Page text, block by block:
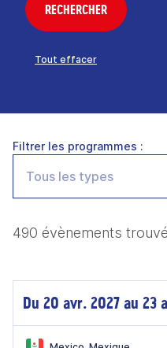
RECHERCHER
Tout effacer
Filtrer les programmes :
490 évènements
Du 20 avr. 2027 au 23